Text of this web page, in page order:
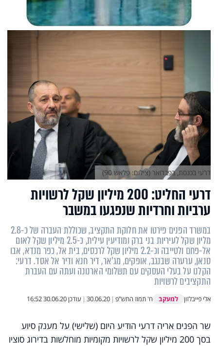
דרעי החליט: 200 מיליון שקל לרשויות
ערביות וחרדיות שנפגעו במשבר
במשרד הפנים פירטו את חלוקת התקציב, שכוללת העברה של כ-2.8
מליון שקל לעיריות בני ברק ומודיעין עילית, כ-2.5 מיליון שקל לאום
אל-פחם ולטייבה וכ-2.2 מיליון שקל לרכסים, בית אל, כפר מנדא, אבו
סנאן, ערערה שבנגב, אופקים, מג'אר, דיר חנא ודיר אל אסד. דרעי:
הקלנו על בעלי העסקים עם תשלומי הארנונה ועתה עם העברת
התקציבים לרשויות
אלי פייבלזון למעקב ח' תמוז התש"פ |
30.06.20
| עודכן30.06.20 16:52
דרעי בכנסת, בפברואר (צילום: פלאש 90)
שר הפנים אריה דרעי הודיע היום (שלישי) על מענק סיוע
בסך 200 מיליון שקל לרשויות מקומיות מוחלשות בדירוג סוציו